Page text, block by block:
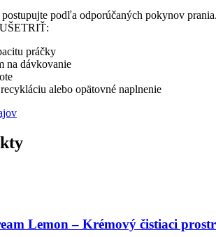
podľa odporúčaných pokynov prania.
práčky
na dávkovanie
alebo opätovné naplnenie
Lemon – Krémový čistiaci